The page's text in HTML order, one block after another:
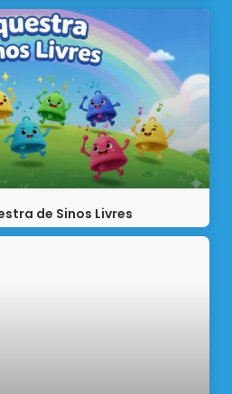
de Sinos Livres